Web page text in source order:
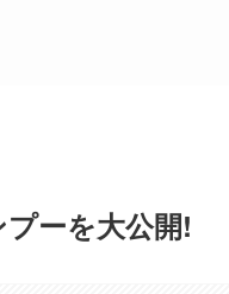
ーを大公開!